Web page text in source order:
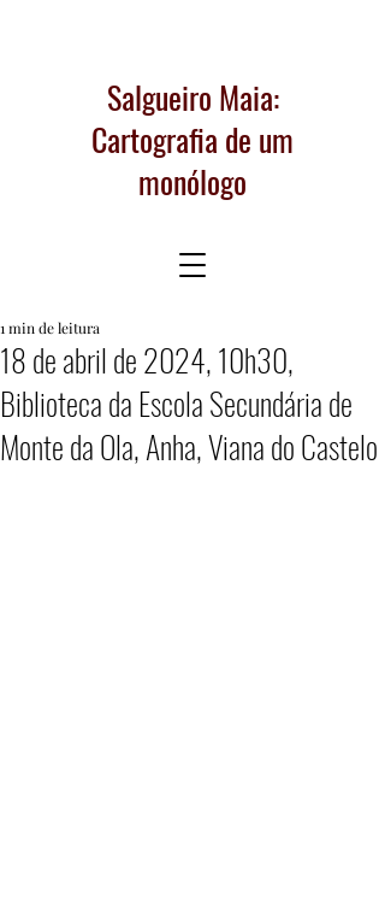
Salgueiro Maia:
Cartografia de um
monólogo
18 de abril de 2024, 10h30,
Biblioteca da Escola Secundária de
Monte da Ola, Anha, Viana do Castelo
1 min de leitura